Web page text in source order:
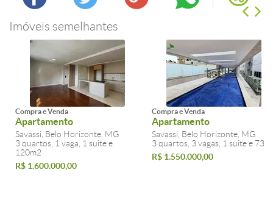
Imóveis semelhantes
Compra e Venda
Apartamento
Savassi, Belo Horizonte, MG
3 quartos, 1 vaga, 1 suite e
120m2
R$ 1.600.000,00
Compra e Venda
Apartamento
Savassi, Belo Horizonte, MG
3 quartos, 3 vagas, 1 suite e
R$ 1.550.000,00